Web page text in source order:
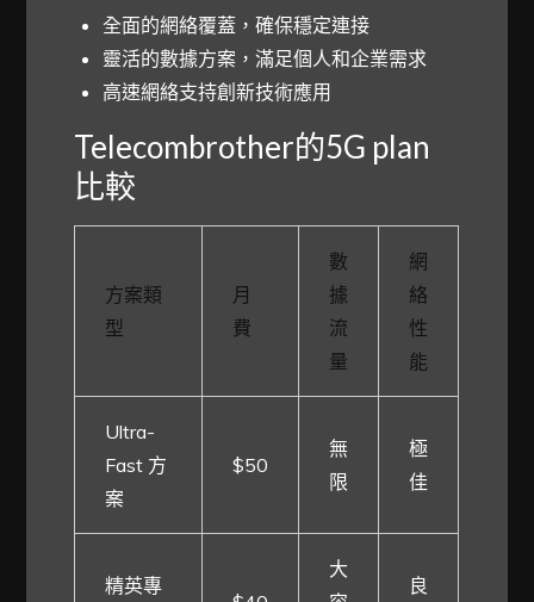
全面的網絡覆蓋，確保穩定連接
靈活的數據方案，滿足個人和企業需求
高速網絡支持創新技術應用
Telecombrother的5G plan
比較
方案類
型
月
費
數
據
流
量
網
絡
性
能
Ultra-
Fast 方
案
$50
無
限
極
佳
精英專
大
良